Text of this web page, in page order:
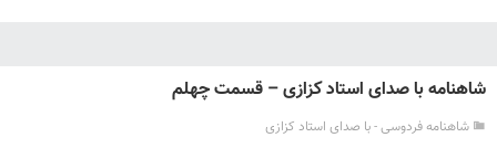
شاهنامه با صدای استاد کزازی – قسمت چهلم
شاهنامه فردوسی - با صدای استاد کزازی